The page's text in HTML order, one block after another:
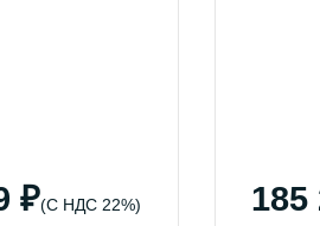
₽(С НДС 22%) 185